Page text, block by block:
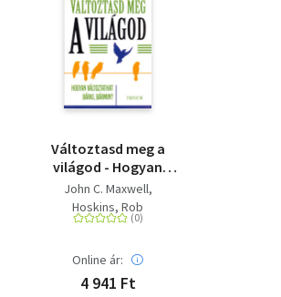
Változtasd meg a
világod - Hogyan
változtathat bárki,
bármin?
John C. Maxwell
Hoskins, Rob
Online ár:
4 941 Ft